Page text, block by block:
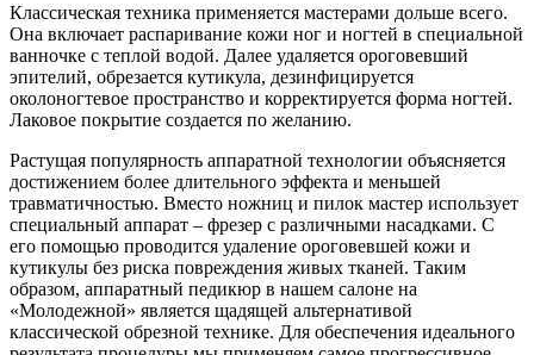
Вечерние укладки
Укладка волос утюжком
Долговременная укладка волос
(карвинг)
Химическая завивка
Биозавивка волос в Москве
Ботокс для волос
Кератиновое выпрямление волос
Бразильское выпрямление волос
Классическая техника применяется мастерами дольше всего.
Она включает распаривание кожи ног и ногтей в специальной
ванночке с теплой водой. Далее удаляется ороговевший
эпителий, обрезается кутикула, дезинфицируется
околоногтевое пространство и корректируется форма ногтей.
Лаковое покрытие создается по желанию.
Растущая популярность аппаратной технологии объясняется
достижением более длительного эффекта и меньшей
травматичностью. Вместо ножниц и пилок мастер использует
специальный аппарат – фрезер с различными насадками. С
его помощью проводится удаление ороговевшей кожи и
кутикулы без риска повреждения живых тканей. Таким
образом, аппаратный педикюр в нашем салоне на
«Молодежной» является щадящей альтернативой
классической обрезной технике. Для обеспечения идеального